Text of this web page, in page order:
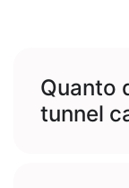
Quanto
tunnel